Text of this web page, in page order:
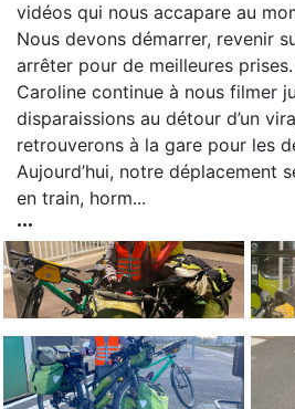
vidéos qui nous accapare au
Nous devons démarrer, revenir
arrêter pour de meilleures
Caroline continue à nous filmer
disparaissions au détour d’un
retrouverons à la gare pour les
Aujourd’hui, notre déplacement
en train, horm...